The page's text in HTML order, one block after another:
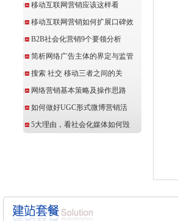
移动互联网营销应该这样看
移动互联网营销如何扩展口碑效
B2B社会化营销9个要领分析
简析网络广告主体的界定与监管
搜索 社交 移动三者之间的关
网络营销基本策略及操作思路
如何做好UGC形式微博营销活
5大理由，看社会化媒体如何毁